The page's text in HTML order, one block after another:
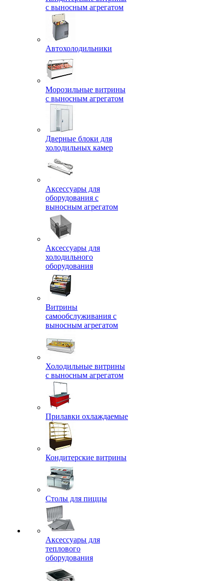
с выносным агрегатом
Автохолодильники
Морозильные витрины
с выносным агрегатом
Дверные блоки для
холодильных камер
Аксессуары для
оборудования с
выносным агрегатом
Аксессуары для
холодильного
оборудования
Витрины
самообслуживания с
выносным агрегатом
Холодильные витрины
с выносным агрегатом
Прилавки охлаждаемые
Кондитерские витрины
Столы для пиццы
Аксессуары для
теплового
оборудования